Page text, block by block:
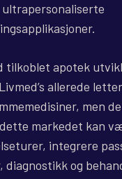
tilkoblet apotek
allerede
men
markedet kan
integrere
diagnostikk og